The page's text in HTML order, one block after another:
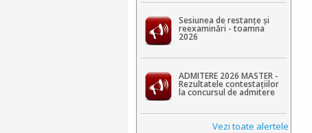
Sesiunea de restanțe și
reexaminări - toamna
2026
ADMITERE 2026 MASTER -
Rezultatele contestaţiilor
la concursul de admitere
Vezi toate alertele